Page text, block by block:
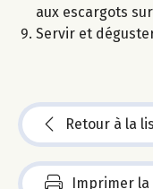
aux escargots
Servir et
Retour à la
Imprimer